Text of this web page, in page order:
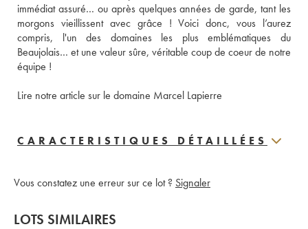
immédiat assuré… ou après quelques années de garde, tant les
morgons vieillissent avec grâce ! Voici donc, vous l’aurez
compris, l'un des domaines les plus emblématiques du
Beaujolais… et une valeur sûre, véritable coup de coeur de notre
équipe !
Lire notre article sur le domaine Marcel Lapierre
CARACTERISTIQUES DÉTAILLÉES
Vous constatez une erreur sur ce lot ? Signaler
LOTS SIMILAIRES